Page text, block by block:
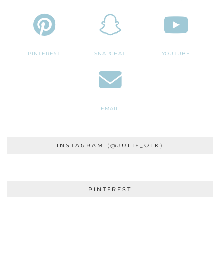
PINTEREST SNAPCHAT YOUTUBE
EMAIL
INSTAGRAM (@JULIE_OLK)
PINTEREST